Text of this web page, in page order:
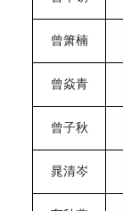
曾箫楠
曾焱青
曾子秋
晁清岑